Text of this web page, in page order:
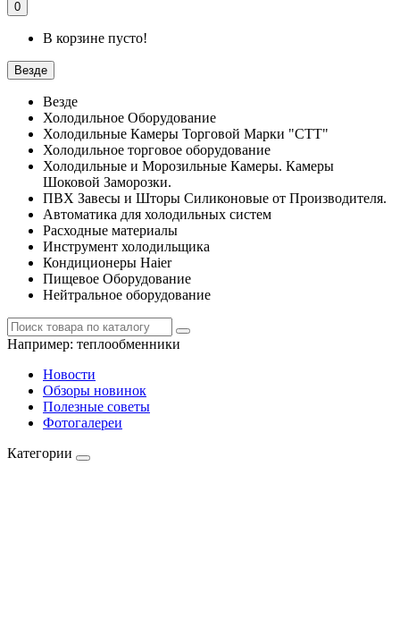
0
В корзине пусто!
Везде
Везде
Холодильное Оборудование
Холодильные Камеры Торговой Марки "СТТ"
Холодильное торговое оборудование
Холодильные и Морозильные Камеры. Камеры
Шоковой Заморозки.
ПВХ Завесы и Шторы Силиконовые от Производителя.
Автоматика для холодильных систем
Расходные материалы
Инструмент холодильщика
Кондиционеры Haier
Пищевое Оборудование
Нейтральное оборудование
Например: теплообменники
Новости
Обзоры новинок
Полезные советы
Фотогалереи
Категории